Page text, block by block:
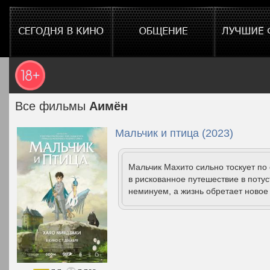
Все фильмы Аимён
Мальчик и птица (2023)
Мальчик Махито сильно тоскует
в рискованное путешествие в
неминуем, а жизнь обретает